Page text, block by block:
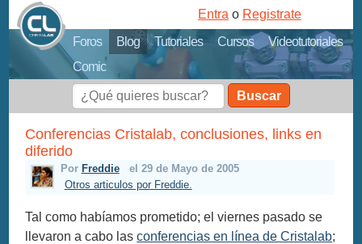
Foros Blog Tutoriales Cursos
Videotutoriales
Comic
Entra o Registrate
Buscar
Conferencias Cristalab, conclusiones, links en
diferido
Por Freddie
el 29 de Mayo de 2005
Otros articulos por Freddie.
Tal como habíamos prometido; el viernes pasado se
llevaron a cabo lasconferencias en línea de Cristalab;